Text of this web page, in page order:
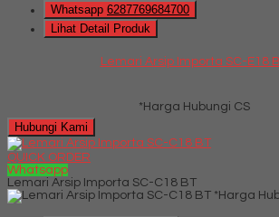
Whatsapp 6287769684700
Lihat Detail Produk
Lemari Arsip Importa SC-E18
*Harga Hubungi CS
Hubungi Kami
QUICK ORDER
Whatsapp
Lemari Arsip Importa SC-C18 BT
*Harga